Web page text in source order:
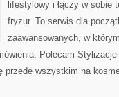
lifestylowy i łączy w
fryzur. To serwis dla
zaawansowanych, w
Polecam
przede wszystkim na